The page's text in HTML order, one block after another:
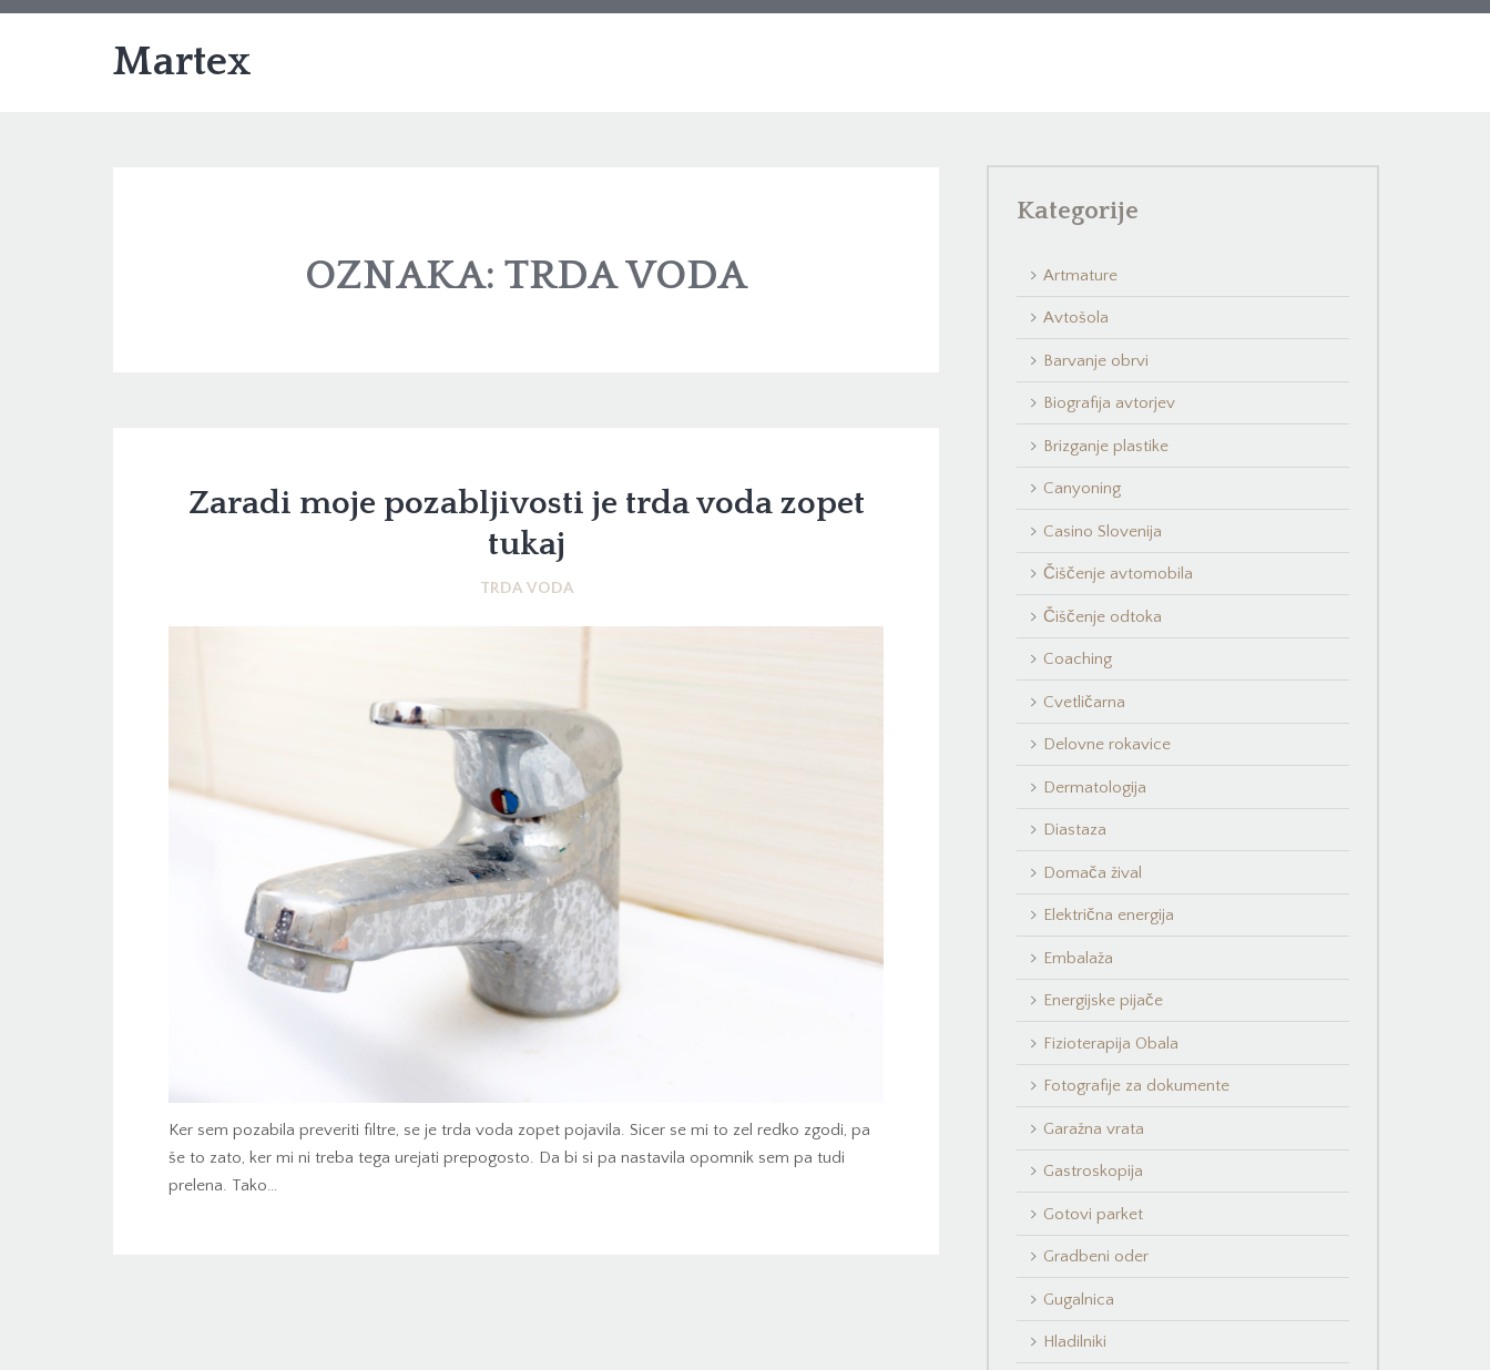
Martex
OZNAKA: TRDA VODA
Zaradi moje pozabljivosti je trda voda zopet
tukaj
TRDA VODA
Ker sem pozabila preveriti filtre, se je trda voda zopet pojavila. Sicer se mi to zel redko zgodi, pa
še to zato, ker mi ni treba tega urejati prepogosto. Da bi si pa nastavila opomnik sem pa tudi
prelena. Tako…
Kategorije
Artmature
Avtošola
Barvanje obrvi
Biografija avtorjev
Brizganje plastike
Canyoning
Casino Slovenija
Čiščenje avtomobila
Čiščenje odtoka
Coaching
Cvetličarna
Delovne rokavice
Dermatologija
Diastaza
Domača žival
Električna energija
Embalaža
Energijske pijače
Fizioterapija Obala
Fotografije za dokumente
Garažna vrata
Gastroskopija
Gotovi parket
Gradbeni oder
Gugalnica
Hladilniki